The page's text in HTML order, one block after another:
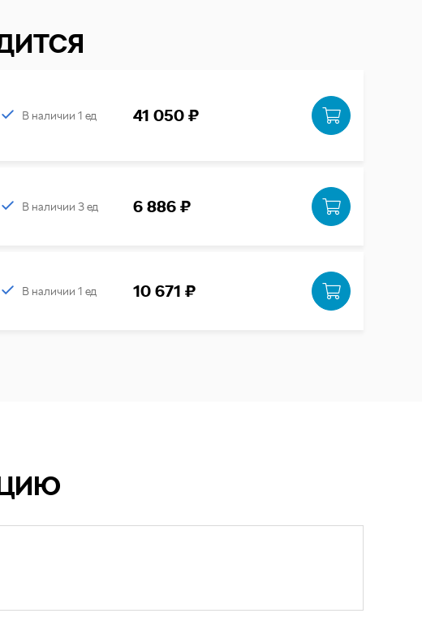
В наличии 1 ед 41 050 ₽
В наличии 3 ед 6 886 ₽
В наличии 1 ед 10 671 ₽